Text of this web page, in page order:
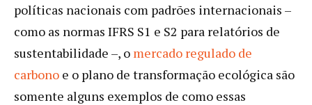
políticas nacionais com padrões internacionais –
como as normas IFRS S1 e S2 para relatórios de
sustentabilidade –, o mercado regulado de
carbono e o plano de transformação ecológica são
somente alguns exemplos de como essas